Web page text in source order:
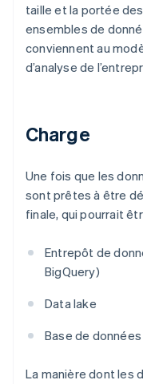
taille et la portée
ensembles de
conviennent au
d’analyse de
Charge
Une fois que les
sont prêtes à être
finale, qui pourrait
Entrepôt de
BigQuery)
Data lake
Base de
La manière dont les